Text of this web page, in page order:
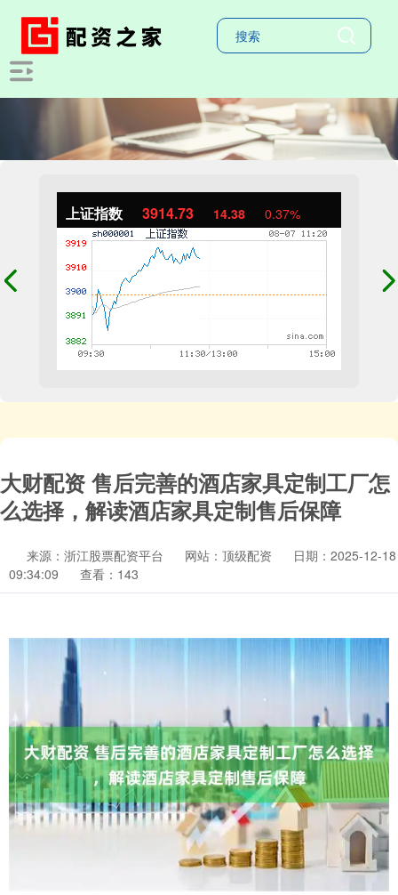
上证指数 3915.69 15.34 0.39%
大财配资 售后完善的酒店家具定制工厂怎
么选择，解读酒店家具定制售后保障
来源：浙江股票配资平台 网站：顶级配资
日期：2025-12-18
09:34:09
查看：143